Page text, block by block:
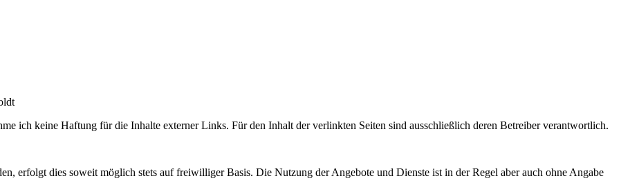
ich keine Haftung für die Inhalte externer Links. Für den Inhalt der verlinkten Seiten sind ausschließlich deren Betreiber verantwortlich.
erfolgt dies soweit möglich stets auf freiwilliger Basis. Die Nutzung der Angebote und Dienste ist in der Regel aber auch ohne Angabe